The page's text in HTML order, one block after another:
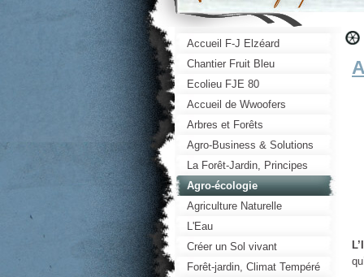
Accueil F-J Elzéard
Chantier Fruit Bleu
Ecolieu FJE 80
Accueil de Wwoofers
Arbres et Forêts
Agro-Business & Solutions
La Forêt-Jardin, Principes
Agro-écologie
Agriculture Naturelle
L'Eau
Créer un Sol vivant
Forêt-jardin, Climat Tempéré